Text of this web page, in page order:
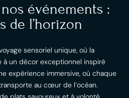
événements :
de l’horizon
sensoriel unique, où la
à un décor exceptionnel inspiré
expérience immersive, où chaque
au cœur de l’océan.